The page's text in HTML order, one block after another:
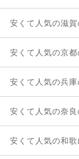
安くて人気の滋
安くて人気の京
安くて人気の兵
安くて人気の奈
安くて人気の和